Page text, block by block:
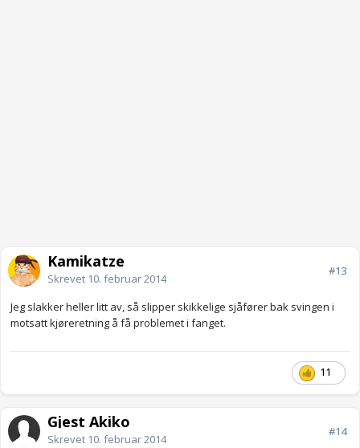
Kamikatze
Skrevet 10. februar 2014
#13
Jeg slakker heller litt av, så slipper skikkelige sjåfører bak svingen i
motsatt kjøreretning å få problemet i fanget.
11
Gjest Akiko
Skrevet 10. februar 2014
#14